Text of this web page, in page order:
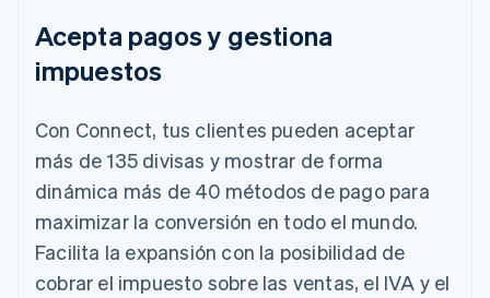
Acepta pagos y gestiona
impuestos
Con Connect, tus clientes pueden aceptar
más de 135 divisas y mostrar de forma
dinámica más de 40 métodos de pago para
maximizar la conversión en todo el mundo.
Facilita la expansión con la posibilidad de
cobrar el impuesto sobre las ventas, el IVA y el